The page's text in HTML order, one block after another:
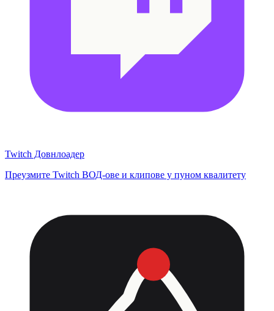
Twitch Довнлоадер
Преузмите Twitch ВОД-ове и клипове у пуном квалитету